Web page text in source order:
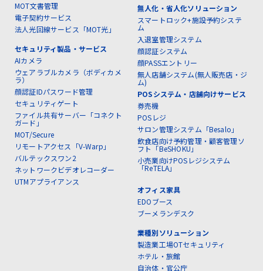
MOT文書管理
電子契約サービス
法人光回線サービス「MOT光」
セキュリティ製品・サービス
AIカメラ
ウェアラブルカメラ（ボディカメ
ラ）
顔認証IDパスワード管理
セキュリティゲート
ファイル共有サーバー「コネクト
ガード」
MOT/Secure
リモートアクセス「V-Warp」
バルテックスワン2
ネットワークビデオレコーダー
UTMアプライアンス
無人化・省人化ソリューション
スマートロック+施設予約システ
ム
入退室管理システム
顔認証システム
顔PASSエントリー
無人店舗システム(無人販売店・ジ
ム)
POSシステム・店舗向けサービス
券売機
POSレジ
サロン管理システム「Besalo」
飲食店向け予約管理・顧客管理ソ
フト「BeSHOKU」
小売業向けPOSレジシステム
「ReTELA」
オフィス家具
EDOブース
ブーメランデスク
業種別ソリューション
製造業工場OTセキュリティ
ホテル・旅館
自治体・官公庁